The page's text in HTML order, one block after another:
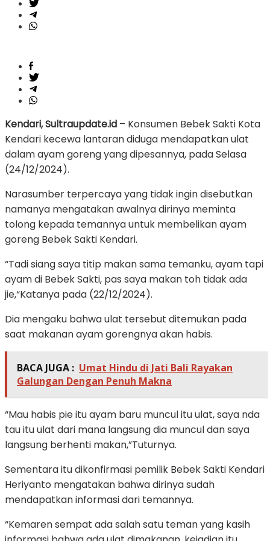
Kendari, Sultraupdate.id – Konsumen Bebek Sakti Kota
Kendari kecewa lantaran diduga mendapatkan ulat
dalam ayam goreng yang dipesannya, pada Selasa
(24/12/2024).
Narasumber terpercaya yang tidak ingin disebutkan
namanya mengatakan awalnya dirinya meminta
tolong kepada temannya untuk membelikan ayam
goreng Bebek Sakti Kendari.
“Tadi siang saya titip makan sama temanku, ayam tapi
ayam di Bebek Sakti, pas saya makan toh tidak ada
jie,“Katanya pada (22/12/2024).
Dia mengaku bahwa ulat tersebut ditemukan pada
saat makanan ayam gorengnya akan habis.
BACA JUGA : Umat Hindu di Jati Bali Rayakan
Galungan Dengan Penuh Makna
“Mau habis pie itu ayam baru muncul itu ulat, saya nda
tau itu ulat dari mana langsung dia muncul dan saya
langsung berhenti makan,”Tuturnya.
Sementara itu dikonfirmasi pemilik Bebek Sakti Kendari
Heriyanto mengatakan bahwa dirinya sudah
mendapatkan informasi dari temannya.
“Kemaren sempat ada salah satu teman yang kasih